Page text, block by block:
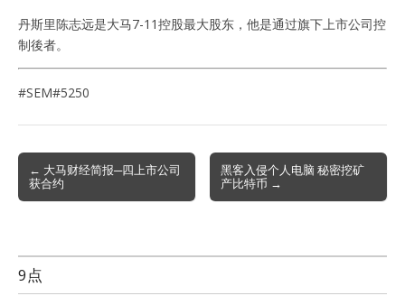
丹斯里陈志远是大马7-11控股最大股东，他是通过旗下上市公司控
制後者。
#SEM#5250
navigation
← 大马财经简报─四上市公司
获合约
黑客入侵个人电脑 秘密挖矿
产比特币 →
9点